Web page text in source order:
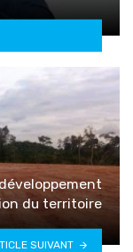
du territoire
SUIVANT